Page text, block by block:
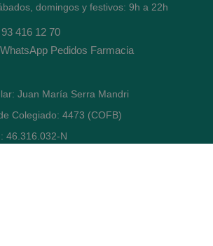
domingos y festivos: 9h a 22h
93 416 12 70
WhatsApp Pedidos Farmacia
Juan María Serra Mandri
Colegiado: 4473 (COFB)
46.316.032-N